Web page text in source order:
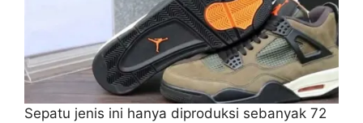
Sepatu jenis ini hanya diproduksi sebanyak 72